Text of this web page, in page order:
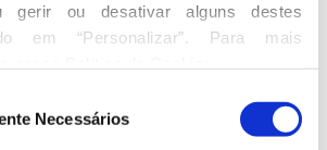
gerir ou desativar alguns destes
em “Personalizar”. Para mais
Necessários
de Hugo Carneiro
No Parlamento